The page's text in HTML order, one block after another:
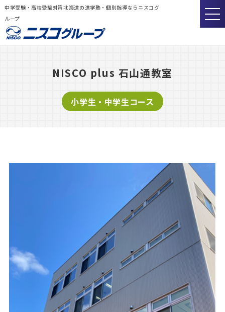
中学受験・高校受験対策北海道の進学塾・個別指導ならニスコグ
ループ
NISCO plus 石山通教室
小学生・中学生コース